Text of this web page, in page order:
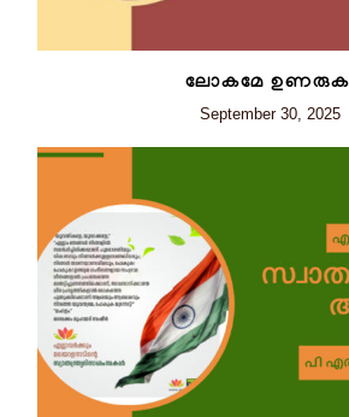
ലോകമേ
September 30, 2025